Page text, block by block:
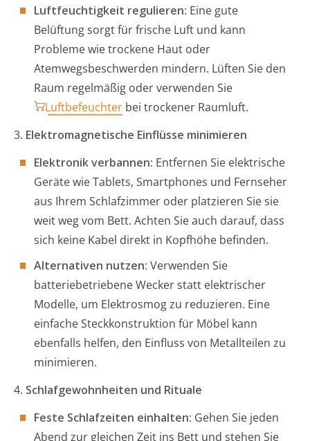
Luftfeuchtigkeit regulieren: Eine gute
Belüftung sorgt für frische Luft und kann
Probleme wie trockene Haut oder
Atemwegsbeschwerden mindern. Lüften Sie den
Raum regelmäßig oder verwenden Sie
Luftbefeuchter bei trockener Raumluft.
3. Elektromagnetische Einflüsse minimieren
Elektronik verbannen: Entfernen Sie elektrische
Geräte wie Tablets, Smartphones und Fernseher
aus Ihrem Schlafzimmer oder platzieren Sie sie
weit weg vom Bett. Achten Sie auch darauf, dass
sich keine Kabel direkt in Kopfhöhe befinden.
Alternativen nutzen: Verwenden Sie
batteriebetriebene Wecker statt elektrischer
Modelle, um Elektrosmog zu reduzieren. Eine
einfache Steckkonstruktion für Möbel kann
ebenfalls helfen, den Einfluss von Metallteilen zu
minimieren.
4. Schlafgewohnheiten und Rituale
Feste Schlafzeiten einhalten: Gehen Sie jeden
Abend zur gleichen Zeit ins Bett und stehen Sie